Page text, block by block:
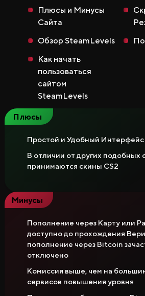
Продажа и
Все Сайты
Бонус к
Плюсы и Минусы
Сайта
Обзор SteamLevels
Как начать
пользоваться
сайтом
SteamLevels
Плюсы
Простой и Удобный Интерфейс
В отличии от других подобных
принимаются скины CS2
Минусы
Пополнение через Карту или
доступно до прохождения
пополнение через Bitcoin
отключено
Комиссия выше, чем на
сервисов повышения уровня